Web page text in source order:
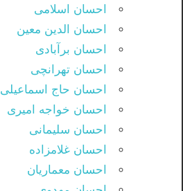
احسان اسلامی
احسان الدین معین
احسان برآبادی
احسان تهرانچی
احسان حاج اسماعیلی
احسان خواجه امیری
احسان سلیمانی
احسان غلامزاده
احسان معماریان